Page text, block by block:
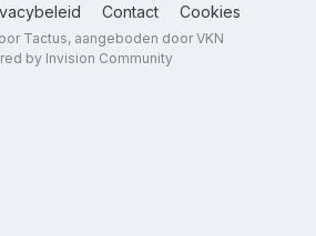
Contact Cookies
Tactus, aangeboden door VKN
by Invision Community